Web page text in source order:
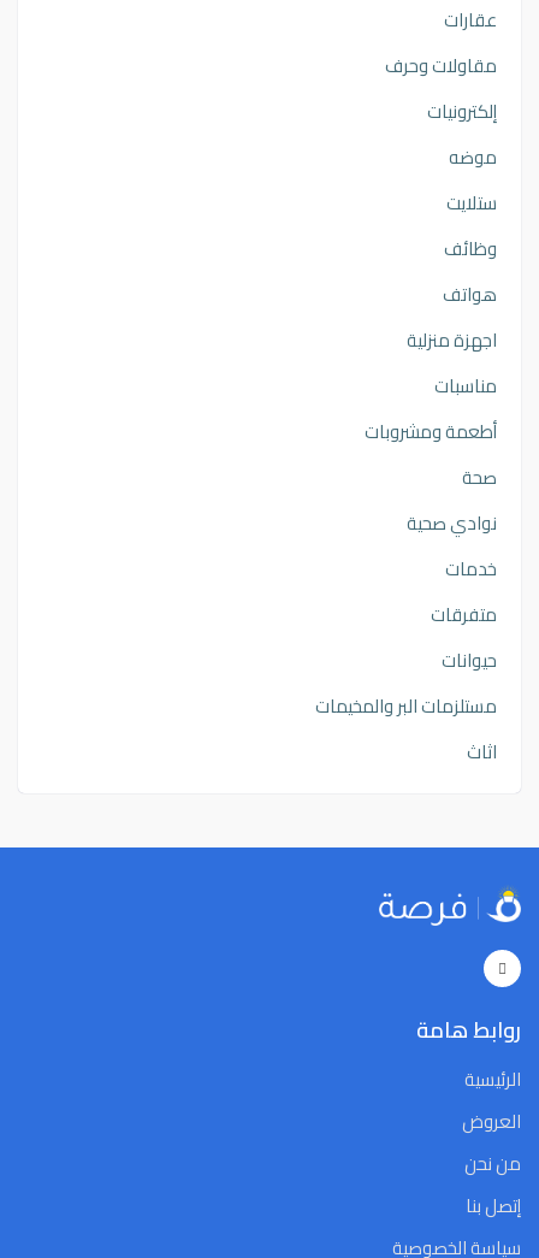
عقارات
مقاولات وحرف
إلكترونيات
موضه
ستلايت
وظائف
هواتف
اجهزة منزلية
مناسبات
أطعمة ومشروبات
صحة
نوادي صحية
خدمات
متفرقات
حيوانات
مستلزمات البر والمخيمات
اثاث
روابط هامة
الرئيسية
العروض
من نحن
إتصل بنا
سياسة الخصوصية